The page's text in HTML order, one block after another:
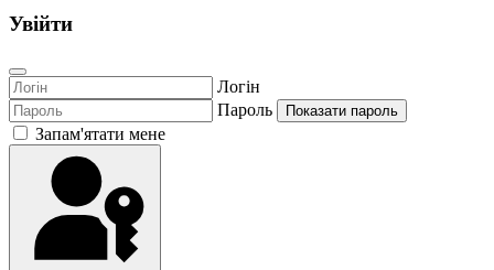
Увійти
Логін
Пароль
Показати пароль
Запам'ятати мене